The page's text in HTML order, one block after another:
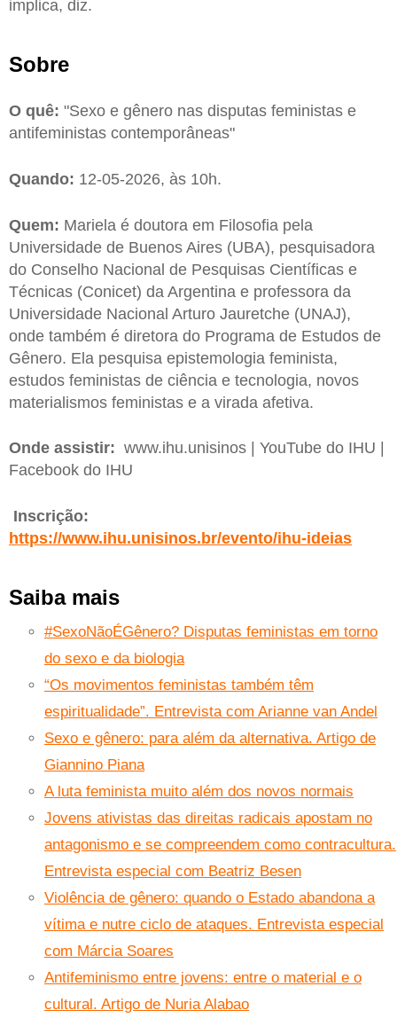
implica, diz.
Sobre
O quê: "Sexo e gênero nas disputas feministas e
antifeministas contemporâneas"
Quando: 12-05-2026, às 10h.
Quem: Mariela é doutora em Filosofia pela
Universidade de Buenos Aires (UBA), pesquisadora
do Conselho Nacional de Pesquisas Científicas e
Técnicas (Conicet) da Argentina e professora da
Universidade Nacional Arturo Jauretche (UNAJ),
onde também é diretora do Programa de Estudos de
Gênero. Ela pesquisa epistemologia feminista,
estudos feministas de ciência e tecnologia, novos
materialismos feministas e a virada afetiva.
Onde assistir: www.ihu.unisinos | YouTube do IHU |
Facebook do IHU
Inscrição:
https://www.ihu.unisinos.br/evento/ihu-ideias
Saiba mais
#SexoNãoÉGênero? Disputas feministas em torno
do sexo e da biologia
“Os movimentos feministas também têm
espiritualidade”. Entrevista com Arianne van Andel
Sexo e gênero: para além da alternativa. Artigo de
Giannino Piana
A luta feminista muito além dos novos normais
Jovens ativistas das direitas radicais apostam no
antagonismo e se compreendem como contracultura.
Entrevista especial com Beatriz Besen
Violência de gênero: quando o Estado abandona a
vítima e nutre ciclo de ataques. Entrevista especial
com Márcia Soares
Antifeminismo entre jovens: entre o material e o
cultural. Artigo de Nuria Alabao